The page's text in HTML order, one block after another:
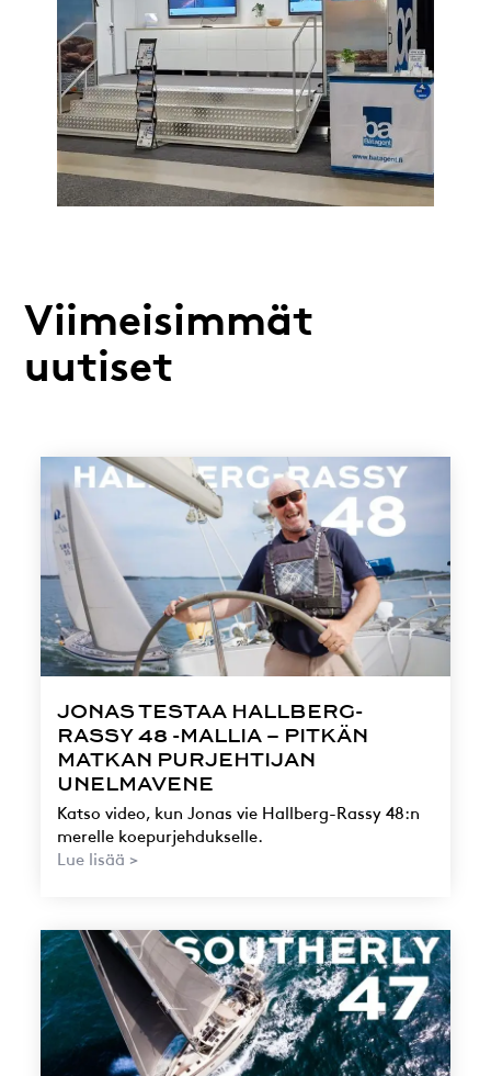
Viimeisimmät
uutiset
JONAS TESTAA HALLBERG-
RASSY 48 -MALLIA – PITKÄN
MATKAN PURJEHTIJAN
UNELMAVENE
Katso video, kun Jonas vie Hallberg-Rassy 48:n
merelle koepurjehdukselle.
Lue lisää >